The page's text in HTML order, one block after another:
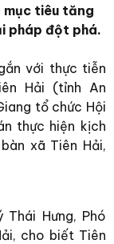
mục tiêu tăng
pháp đột phá.
với thực tiễn
Hải (tỉnh An
tổ chức Hội
thực hiện kịch
xã Tiên Hải,
Hưng, Phó
cho biết Tiên